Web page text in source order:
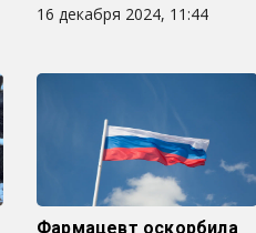
16 декабря 2024, 11:44
Фармацевт оскорбила